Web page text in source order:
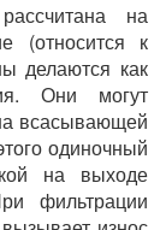
на
(относится к
делаются как
Они могут
всасывающей
одиночный
на выходе
фильтрации